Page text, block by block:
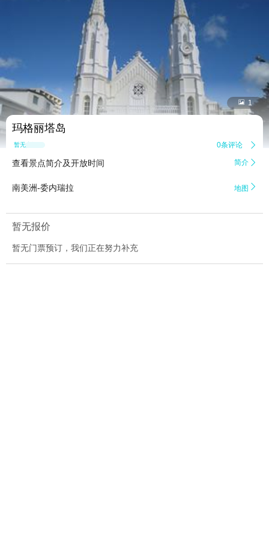
 1
玛格丽塔岛
暂无点评 0条评论 
查看景点简介及开放时间 简介 
南美洲-委内瑞拉 地图 
暂无报价
暂无门票预订，我们正在努力补充